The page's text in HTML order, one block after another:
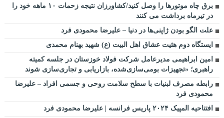
برق چاه موتورها را وصل کنید/کشاورزان نتیجه زحمات ۱۰ ماهه خود را
در تیرماه برداشت می کنند
علت الگو بودن ژاپنی‌ها در دنیا – علیرضا محمودی فرد
ایستگاه دوم هئیت عشاق اهل البیت (ع) شهید بهنام محمدی
امین ابراهیمی مدیرعامل شرکت فولاد خوزستان در جلسه کمیته
راهبری؛ «تجهیزات بومی‌سازی‌شده، بازاریابی و تجاری‌سازی شوند
رابطه مصرف لبنیات با سطح سلامت روحی و جسمی افراد – علیرضا
محمودی فرد
افتتاحیه المپیک ۲۰۲۴ پاریس فرانسه | علیرضا محمودی فرد